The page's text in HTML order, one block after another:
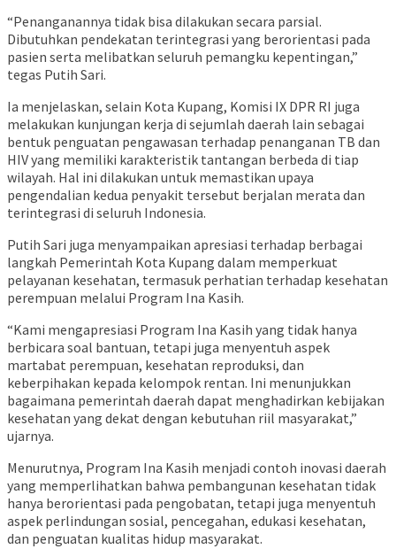
“Penanganannya tidak bisa dilakukan secara parsial.
Dibutuhkan pendekatan terintegrasi yang berorientasi pada
pasien serta melibatkan seluruh pemangku kepentingan,”
tegas Putih Sari.
Ia menjelaskan, selain Kota Kupang, Komisi IX DPR RI juga
melakukan kunjungan kerja di sejumlah daerah lain sebagai
bentuk penguatan pengawasan terhadap penanganan TB dan
HIV yang memiliki karakteristik tantangan berbeda di tiap
wilayah. Hal ini dilakukan untuk memastikan upaya
pengendalian kedua penyakit tersebut berjalan merata dan
terintegrasi di seluruh Indonesia.
Putih Sari juga menyampaikan apresiasi terhadap berbagai
langkah Pemerintah Kota Kupang dalam memperkuat
pelayanan kesehatan, termasuk perhatian terhadap kesehatan
perempuan melalui Program Ina Kasih.
“Kami mengapresiasi Program Ina Kasih yang tidak hanya
berbicara soal bantuan, tetapi juga menyentuh aspek
martabat perempuan, kesehatan reproduksi, dan
keberpihakan kepada kelompok rentan. Ini menunjukkan
bagaimana pemerintah daerah dapat menghadirkan kebijakan
kesehatan yang dekat dengan kebutuhan riil masyarakat,”
ujarnya.
Menurutnya, Program Ina Kasih menjadi contoh inovasi daerah
yang memperlihatkan bahwa pembangunan kesehatan tidak
hanya berorientasi pada pengobatan, tetapi juga menyentuh
aspek perlindungan sosial, pencegahan, edukasi kesehatan,
dan penguatan kualitas hidup masyarakat.